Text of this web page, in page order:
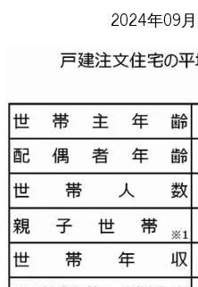
2024年09